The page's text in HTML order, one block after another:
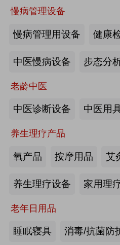
慢病管理设备
慢病管理用设备 健康
中医慢病设备 步态分
老龄中医
中医诊断设备 中医用
养生理疗产品
氧产品 按摩用品 艾
养生理疗设备 家用理
老年日用品
睡眠寝具 消毒/抗菌防
来源:注册会员
海尔电动
来源:注册会员
懒人血压
来源:注册会员